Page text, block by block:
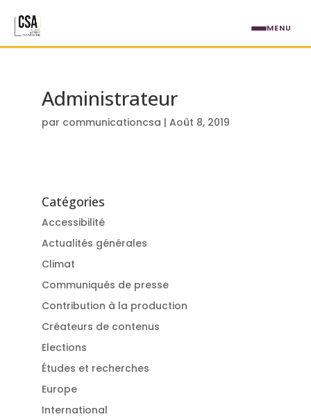
Administrateur
par communicationcsa | Août 8, 2019
Catégories
Accessibilité
Actualités générales
Climat
Communiqués de presse
Contribution à la production
Créateurs de contenus
Elections
Études et recherches
Europe
International
MENU